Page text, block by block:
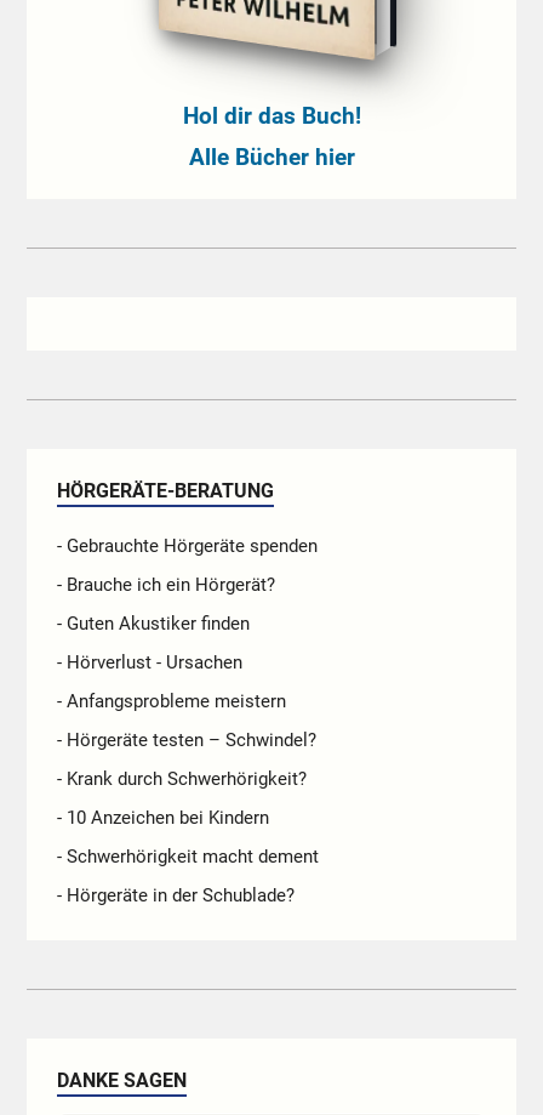
Hol dir das Buch!
Alle Bücher hier
HÖRGERÄTE-BERATUNG
- Gebrauchte Hörgeräte spenden
- Brauche ich ein Hörgerät?
- Guten Akustiker finden
- Hörverlust - Ursachen
- Anfangsprobleme meistern
- Hörgeräte testen – Schwindel?
- Krank durch Schwerhörigkeit?
- 10 Anzeichen bei Kindern
- Schwerhörigkeit macht dement
- Hörgeräte in der Schublade?
DANKE SAGEN